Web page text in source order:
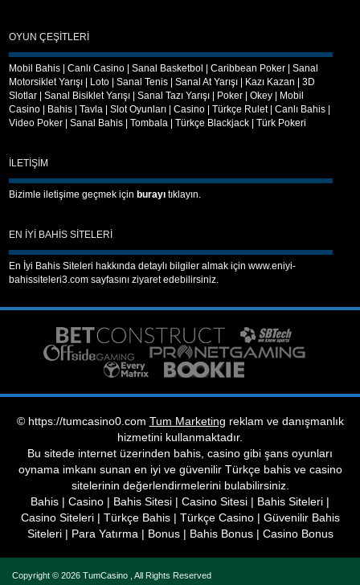
OYUN ÇEŞITLERI
Mobil Bahis |Canlı Casino |Sanal Basketbol |Caribbean Poker |Sanal
Motorsiklet Yarışı
Loto |Sanal Tenis |Sanal At Yarışı Kazı Kazan |3D
Slotlar |Sanal Bisiklet Yarışı |Sanal Tazı Yarışı Poker |Okey
Mobil
Casino
Bahis |Tavla |Slot Oyunları |Casino |Türkçe Rulet|Canlı Bahis
Video Poker |Sanal Bahis |Tombala |Türkçe Blackjack |Türk Pokeri
İLETIŞIM
Bizimle iletişime geçmek için burayı tıklayın.
EN İYI BAHIS SITELERI
En İyi Bahis Siteleri hakkında detaylı bilgiler almak içinwww.eniyi-
bahissiteleri3.com sayfasını ziyaret edebilirsiniz.
© https://tumcasino0.com Tum Marketing reklam ve danışmanlık
hizmetini kullanmaktadır.
Bu sitede internet üzerinden bahis, casino gibi şans oyunları
oynama imkanı sunan en iyi ve güvenilir Türkçe bahis ve casino
sitelerinin değerlendirmelerini bulabilirsiniz.
Bahis | Casino | Bahis Sitesi | Casino Sitesi | Bahis Siteleri |
Casino Siteleri | Türkçe Bahis | Türkçe Casino | Güvenilir Bahis
Siteleri | Para Yatırma | Bonus | Bahis Bonus | Casino Bonus
Copyright © 2026 TumCasino , All Rights Reserved